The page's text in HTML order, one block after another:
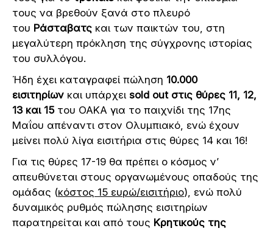
τους να βρεθούν ξανά στο πλευρό
του Ράσταβατς και των παικτών του, στη
μεγαλύτερη πρόκληση της σύγχρονης ιστορίας
του συλλόγου.
Ήδη έχει καταγραφεί πώληση 10.000
εισιτηρίων και υπάρχει sold out στις θύρες 11, 12,
13 και 15του ΟΑΚΑ για το παιχνίδι της 17ης
Μαΐου απέναντι στον Ολυμπιακό, ενώ έχουν
μείνει πολύ λίγα εισιτήρια στις θύρες 14 και 16!
Για τις θύρες 17-19 θα πρέπει ο κόσμος ν’
απευθύνεται στους οργανωμένους οπαδούς της
ομάδας (κόστος 15 ευρώ/εισιτήριο), ενώ πολύ
δυναμικός ρυθμός πώλησης εισιτηρίων
παρατηρείται και από τους Κρητικούς της